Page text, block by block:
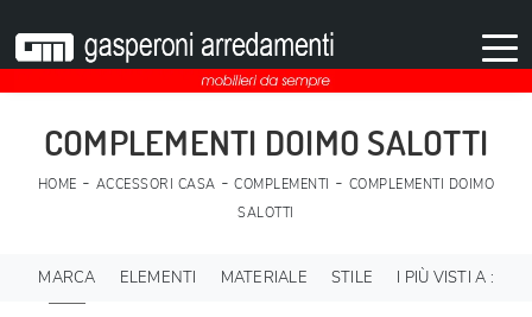
COMPLEMENTI DOIMO SALOTTI
HOME - ACCESSORI CASA -COMPLEMENTI - COMPLEMENTI DOIMO
SALOTTI
MARCA ELEMENTI MATERIALE STILE I PIÙ VISTI A :